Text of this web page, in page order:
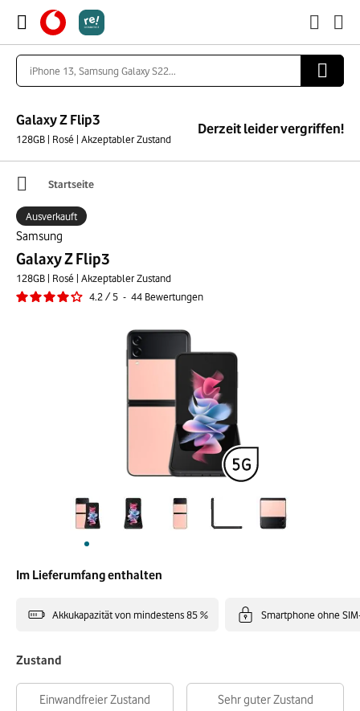
Galaxy Z Flip3
128GB | Rosé | Akzeptabler Zustand
Derzeit leider vergriffen!
Startseite
Samsung
Galaxy Z Flip3
128GB | Rosé | Akzeptabler Zustand
4.2 /5 - 44 Bewertungen
Ausverkauft
Im Lieferumfang enthalten
Akkukapazität von mindestens 85 % Smartphone ohne
Zustand
Einwandfreier Zustand Sehr guter Zustand